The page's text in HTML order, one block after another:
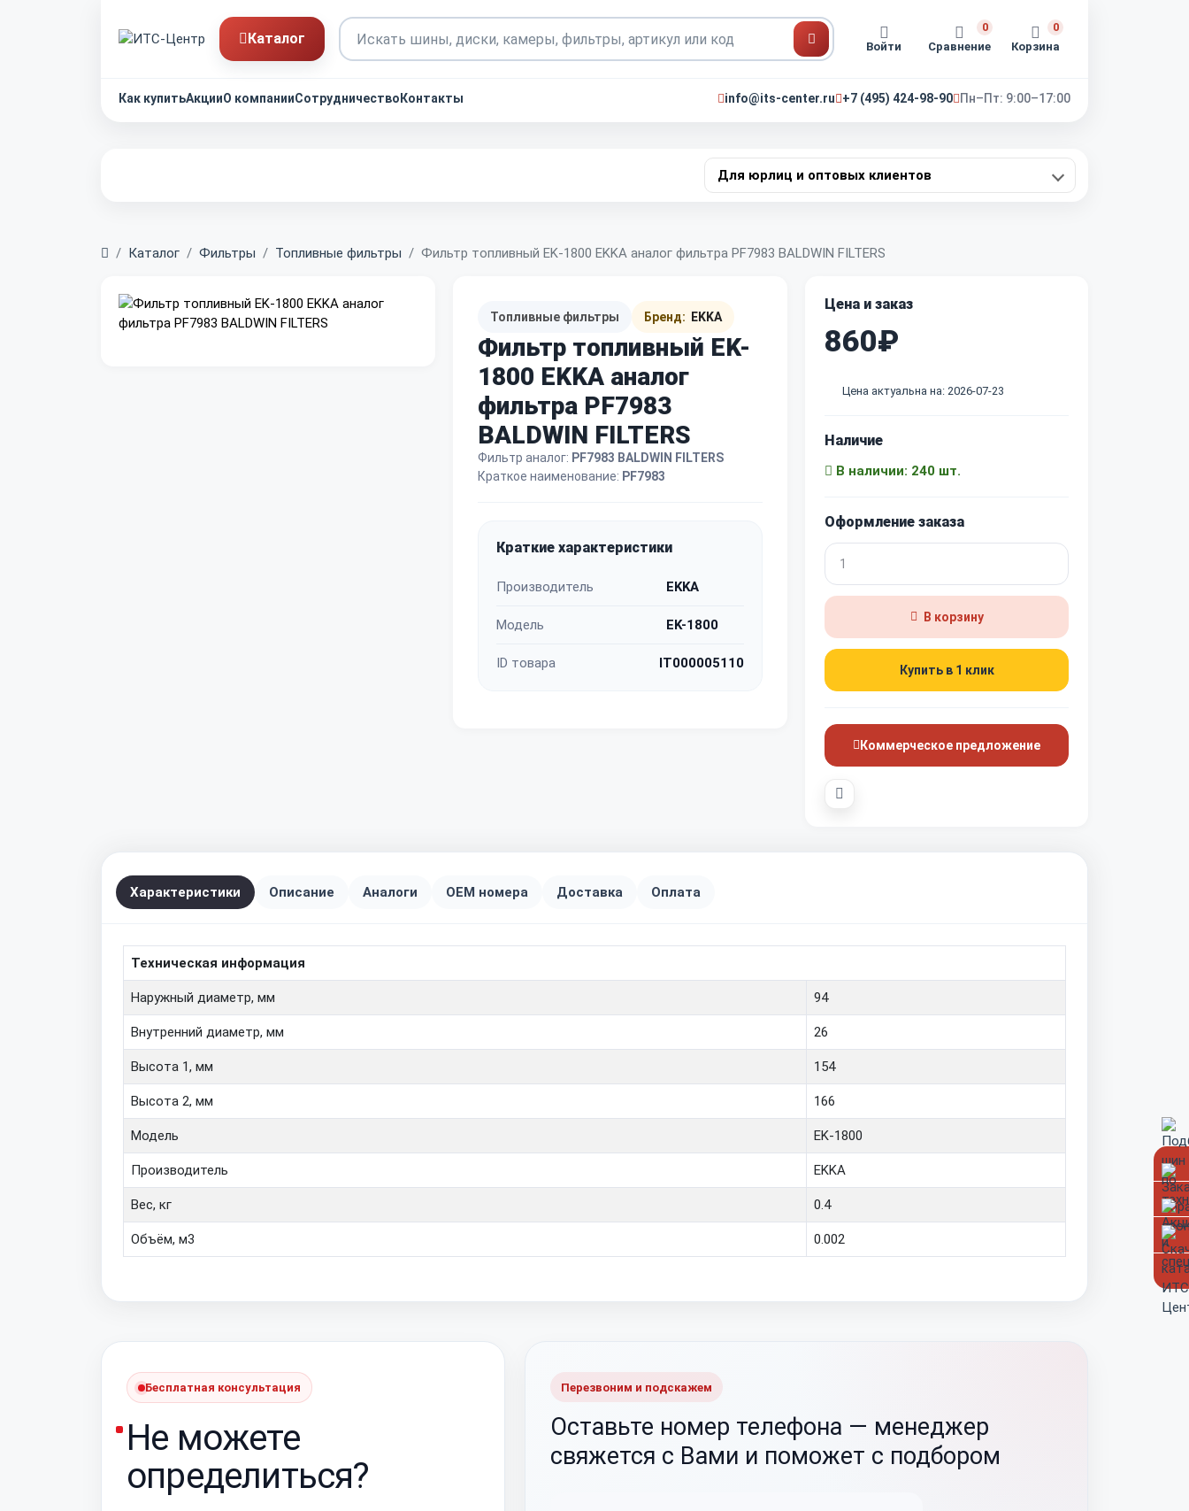
Каталог Войти Сравнение
0
Корзина
0
Как купитьАкцииО компанииСотрудничество Контакты info@its-center.ru +7 (495) 424-98-90 Пн–Пт: 9:00–17:00
Для юрлиц и оптовых клиентов
Главная
Каталог Фильтры Топливные фильтры Фильтр топливный EK-1800 EKKA аналог фильтра PF7983 BALDWIN FILTERS
Топливные фильтры Бренд: EKKA
Фильтр топливный EK-
1800 EKKA аналог
фильтра PF7983
BALDWIN FILTERS
Фильтр аналог: PF7983 BALDWIN FILTERS
Краткое наименование: PF7983
Краткие характеристики
Производитель EKKA
Модель EK-1800
ID товара IT000005110
Цена и заказ
860₽
Цена актуальна на: 2026-07-23
Наличие
В наличии: 240 шт.
Оформление заказа
В корзину
Купить в 1 клик
Коммерческое предложение
Характеристики Описание Аналоги OEM номера Доставка Оплата
Техническая информация
Наружный диаметр, мм 94
Внутренний диаметр, мм 26
Высота 1, мм 154
Высота 2, мм 166
Модель EK-1800
Производитель EKKA
Вес, кг 0.4
Объём, м3 0.002
Бесплатная консультация
Не можете
определиться?
Перезвоним и подскажем
Оставьте номер телефона — менеджер
свяжется с Вами и поможет с подбором